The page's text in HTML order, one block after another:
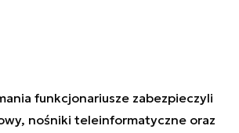
funkcjonariusze zabezpieczyli
nośniki teleinformatyczne oraz